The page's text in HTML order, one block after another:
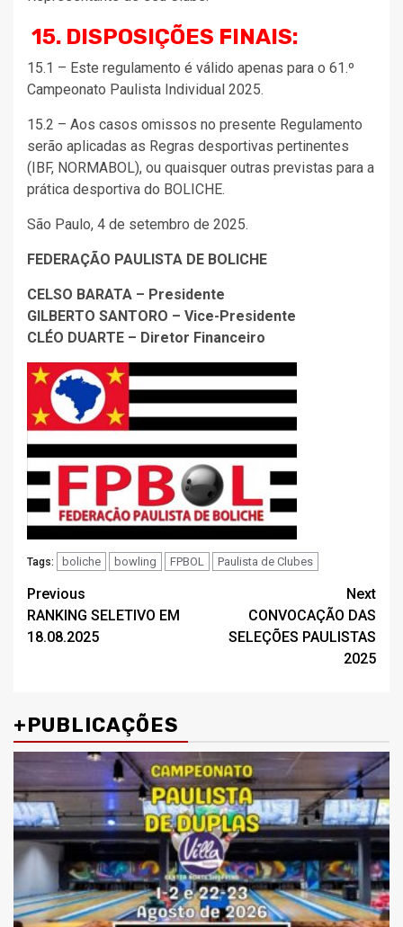
15. DISPOSIÇÕES FINAIS:
15.1 – Este regulamento é válido apenas para o 61.º
Campeonato Paulista Individual 2025.
15.2 – Aos casos omissos no presente Regulamento
serão aplicadas as Regras desportivas pertinentes
(IBF, NORMABOL), ou quaisquer outras previstas para a
prática desportiva do BOLICHE.
São Paulo, 4 de setembro de 2025.
FEDERAÇÃO PAULISTA DE BOLICHE
CELSO BARATA – Presidente
GILBERTO SANTORO – Vice-Presidente
CLÉO DUARTE – Diretor Financeiro
Tags: boliche bowling FPBOL Paulista de Clubes
Post
navigation
Previous
RANKING SELETIVO EM
18.08.2025
Next
CONVOCAÇÃO DAS
SELEÇÕES PAULISTAS
2025
+PUBLICAÇÕES